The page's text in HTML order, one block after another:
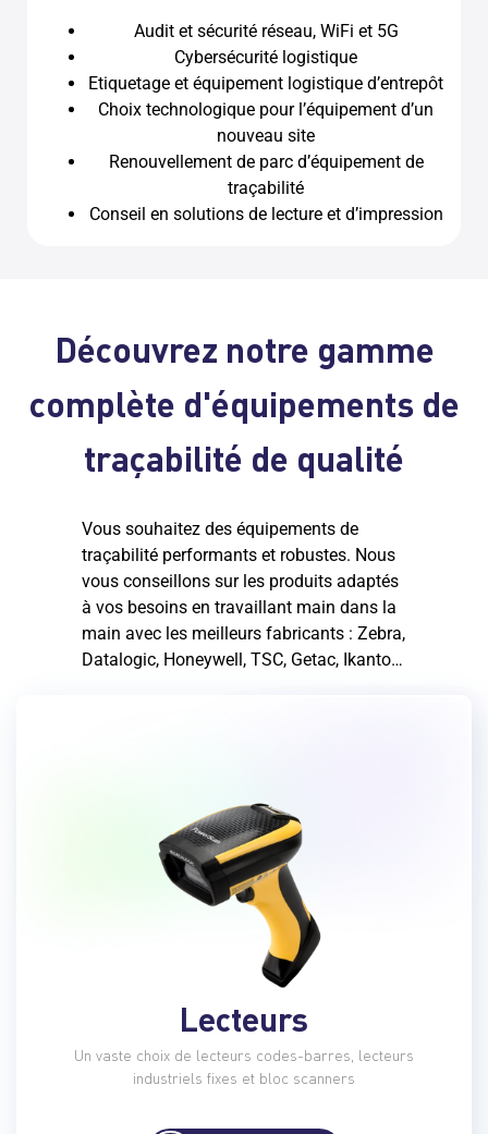
Audit et sécurité réseau, WiFi et 5G
Cybersécurité logistique
Etiquetage et équipement logistique d’entrepôt
Choix technologique pour l’équipement d’un
nouveau site
Renouvellement de parc d’équipement de
traçabilité
Conseil en solutions de lecture et d’impression
Découvrez notre gamme
complète d'équipements de
traçabilité de qualité
Vous souhaitez des équipements de
traçabilité performants et robustes. Nous
vous conseillons sur les produits adaptés
à vos besoins en travaillant main dans la
main avec les meilleurs fabricants : Zebra,
Datalogic, Honeywell, TSC, Getac, Ikanto…
Lecteurs
Un vaste choix de lecteurs codes-barres, lecteurs
industriels fixes et bloc scanners